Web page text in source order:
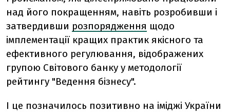
над його покращенням, навіть розробивши і
затвердивши розпорядження щодо
імплементації кращих практик якісного та
ефективного регулювання, відображених
групою Світового банку у методології
рейтингу "Ведення бізнесу".
І це позначилось позитивно на іміджі України